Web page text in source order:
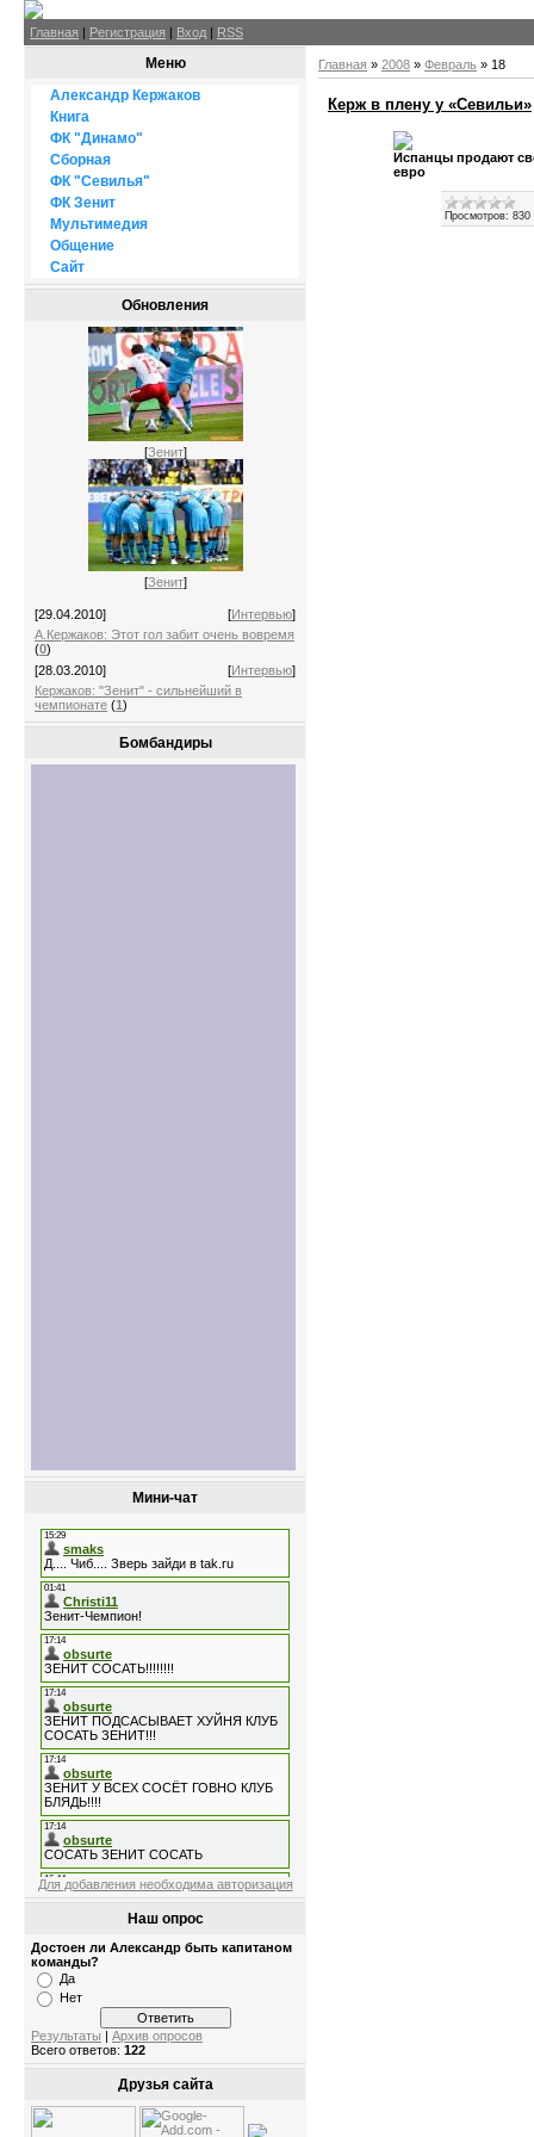
Главная | Регистрация | Вход | RSS
Меню
Александр Кержаков
Книга
ФК "Динамо"
Сборная
ФК "Севилья"
ФК Зенит
Мультимедия
Общение
Сайт
Обновления
[Зенит]
[Зенит]
[29.04.2010] [Интервью]
А.Кержаков: Этот гол забит очень вовремя
(0)
[28.03.2010]
[Интервью]
Кержаков: "Зенит" - сильнейший в
чемпионате (1)
Бомбандиры
Мини-чат
Для добавления необходима авторизация
Наш опрос
Достоен ли Александр быть капитаном
команды?
Да
Нет
Результаты | Архив опросов
Всего ответов: 122
Друзья сайта
Главная » 2008 » Февраль » 18
Керж в плену у «Севильи»
Испанцы продают
евро
Просмотров: 830